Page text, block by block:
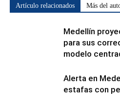
Artículo relacionados Más del
Medellín
para sus
modelo
Alerta en
estafas con